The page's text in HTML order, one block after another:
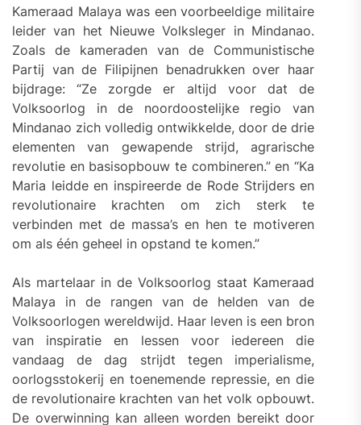
Kameraad Malaya was een voorbeeldige militaire
leider van het Nieuwe Volksleger in Mindanao.
Zoals de kameraden van de Communistische
Partij van de Filipijnen benadrukken over haar
bijdrage: “Ze zorgde er altijd voor dat de
Volksoorlog in de noordoostelijke regio van
Mindanao zich volledig ontwikkelde, door de drie
elementen van gewapende strijd, agrarische
revolutie en basisopbouw te combineren.” en “Ka
Maria leidde en inspireerde de Rode Strijders en
revolutionaire krachten om zich sterk te
verbinden met de massa’s en hen te motiveren
om als één geheel in opstand te komen.”
Als martelaar in de Volksoorlog staat Kameraad
Malaya in de rangen van de helden van de
Volksoorlogen wereldwijd. Haar leven is een bron
van inspiratie en lessen voor iedereen die
vandaag de dag strijdt tegen imperialisme,
oorlogsstokerij en toenemende repressie, en die
de revolutionaire krachten van het volk opbouwt.
De overwinning kan alleen worden bereikt door